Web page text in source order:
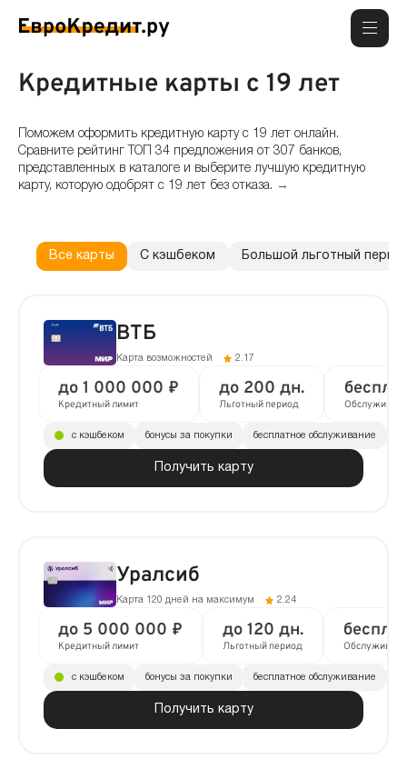
Кредитные карты с 19 лет
Поможем оформить кредитную карту с 19 лет онлайн.
Сравните рейтинг ТОП 34 предложения от 307 банков,
представленных в каталоге и выберите лучшую кредитную
карту, которую одобрят с 19 лет без отказа. →
льготный период до 200 дней, бесплатное обслуживание и кешбэк до
30%.
кредитные карты с 19 лет онлайн можно в большинстве крупных и
Кредит Европа Банк
Все карты С кэшбеком Большой льготный
ВТБ
Карта возможностей 2.17
до 1 000 000 ₽
Кредитный лимит
до 200 дн.
Льготный период
Получить карту
с кэшбеком бонусы за покупки бесплатное обслуживание
Уралсиб
Карта 120 дней на максимум 2.24
до 5 000 000 ₽
Кредитный лимит
до 120 дн.
Льготный период
Получить карту
с кэшбеком бонусы за покупки бесплатное обслуживание